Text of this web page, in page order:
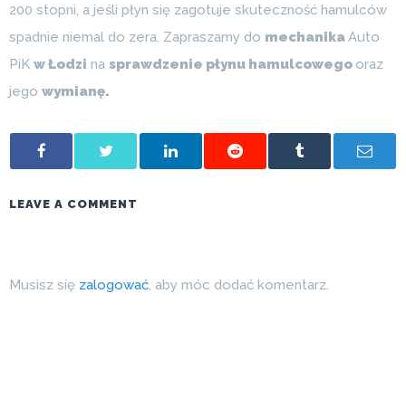
200 stopni, a jeśli płyn się zagotuje skuteczność hamulców
spadnie niemal do zera. Zapraszamy do mechanikaAuto
PiK w Łodzi na sprawdzenie płynu hamulcowego oraz
jego wymianę.
LEAVE A COMMENT
Musisz się zalogować , aby móc dodać komentarz.